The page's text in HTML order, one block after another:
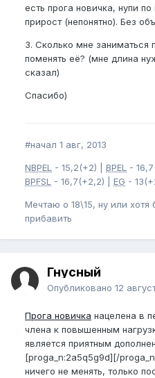
есть прога новичка, нупи
прирост (непонятно). Без
3. Сколько мне
поменять её? (мне длина
сказал)
Спасибо)
#начал 1 авг, 2013
NBPEL - 15,2(+2) | BPEL -
BPFSL
- 16,7(+2,2) | EG -
Мечтаю о 18\15, ну или
прибавить
Гнусный
Опубликовано 12
Прога новичка нацелена в
члена к повышенным
является приятным
[proga_n:2a5q5g9d][/
ничего не менять, только